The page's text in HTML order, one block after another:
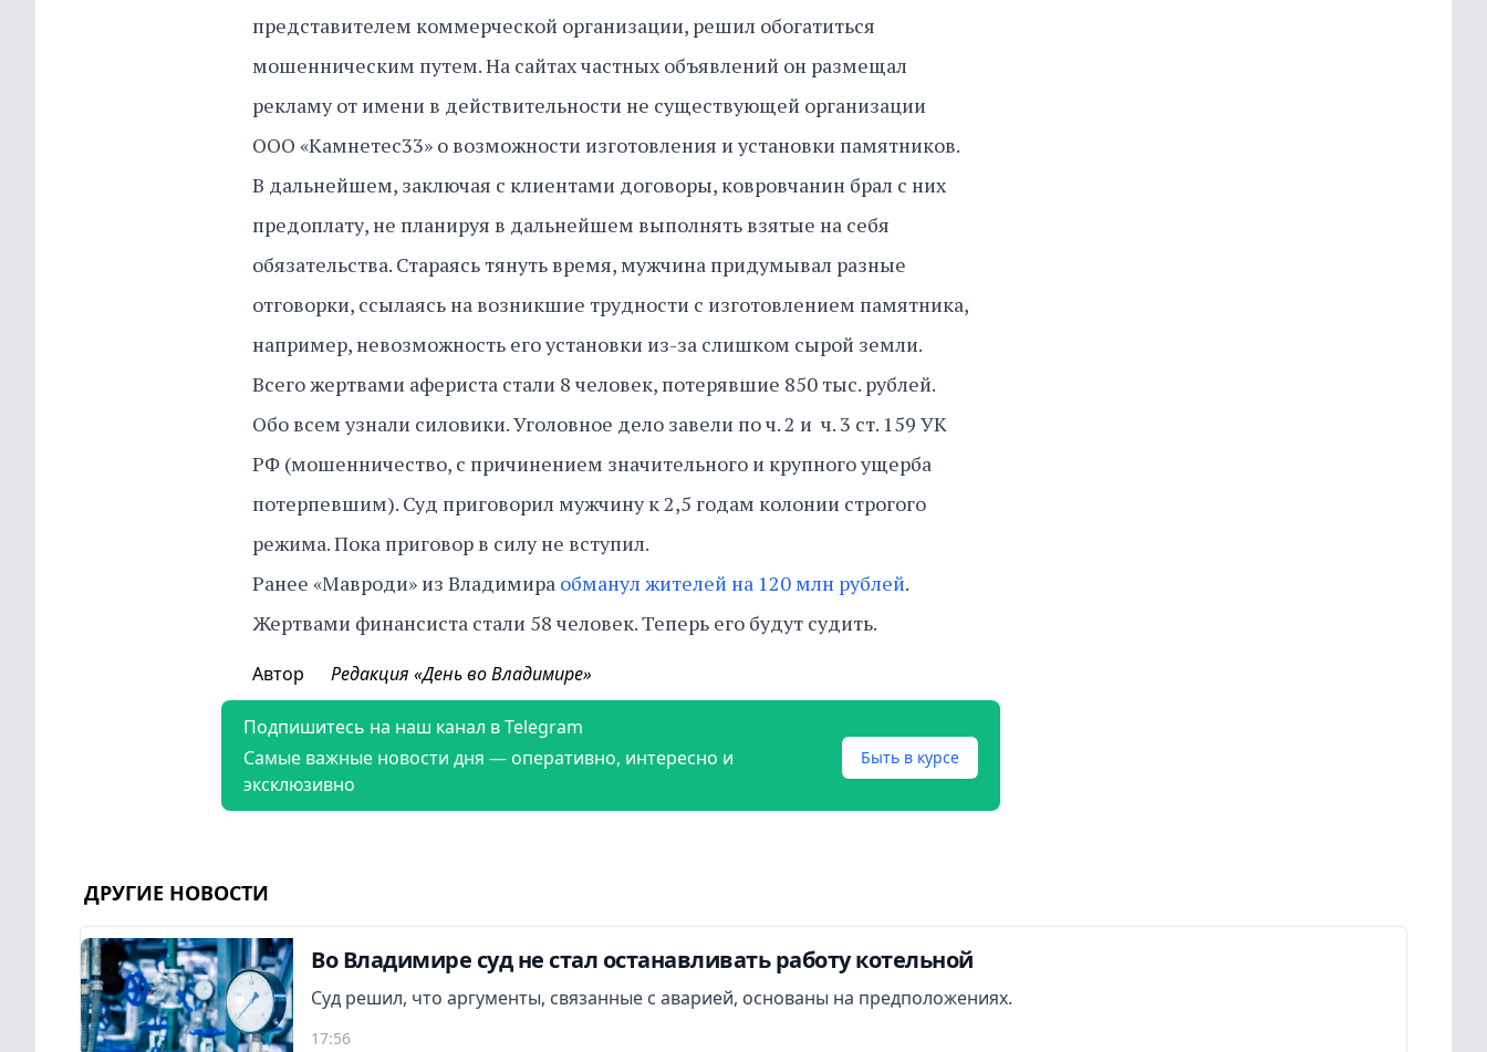
представителем коммерческой организации, решил обогатиться
мошенническим путем. На сайтах частных объявлений он размещал
рекламу от имени в действительности не существующей организации
ООО «Камнетес33» о возможности изготовления и установки памятников.
В дальнейшем, заключая с клиентами договоры, ковровчанин брал с них
предоплату, не планируя в дальнейшем выполнять взятые на себя
обязательства. Стараясь тянуть время, мужчина придумывал разные
отговорки, ссылаясь на возникшие трудности с изготовлением памятника,
например, невозможность его установки из-за слишком сырой земли.
Всего жертвами афериста стали 8 человек, потерявшие 850 тыс. рублей.
Обо всем узнали силовики. Уголовное дело завели по ч. 2 и ч. 3 ст. 159 УК
РФ (мошенничество, с причинением значительного и крупного ущерба
потерпевшим). Суд приговорил мужчину к 2,5 годам колонии строгого
режима. Пока приговор в силу не вступил.
Ранее «Мавроди» из Владимира обманул жителей на 120 млн рублей.
Жертвами финансиста стали 58 человек. Теперь его будут судить.
Автор Редакция «День во Владимире»
Подпишитесь на наш канал в Telegram
Самые важные новости дня — оперативно, интересно и
эксклюзивно
Быть в курсе
ДРУГИЕ НОВОСТИ
Во Владимире суд не стал останавливать работу котельной
Суд решил, что аргументы, связанные с аварией, основаны на предположениях.
17:56